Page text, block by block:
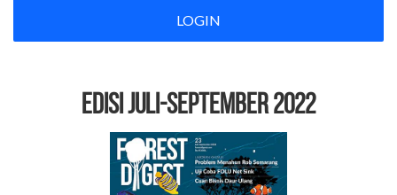
LOGIN
EDISI Juli-September 2022